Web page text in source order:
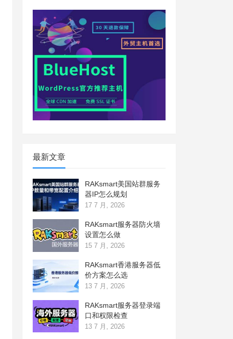
最新文章
RAKsmart美国站群服务
器IP怎么规划
17 7 月, 2026
RAKsmart服务器防火墙
设置怎么做
15 7 月, 2026
RAKsmart香港服务器低
价方案怎么选
13 7 月, 2026
RAKsmart服务器登录端
口和权限检查
13 7 月, 2026